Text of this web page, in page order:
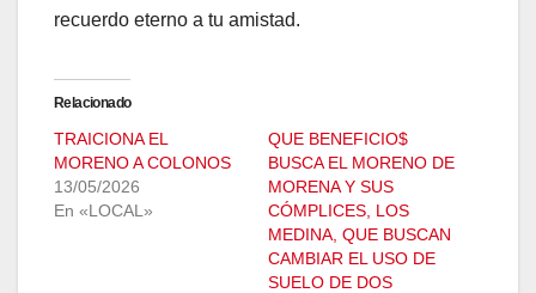
recuerdo eterno a tu amistad.
Relacionado
TRAICIONA EL
MORENO A COLONOS
13/05/2026
En «LOCAL»
QUE BENEFICIO$
BUSCA EL MORENO DE
MORENA Y SUS
CÓMPLICES, LOS
MEDINA, QUE BUSCAN
CAMBIAR EL USO DE
SUELO DE DOS